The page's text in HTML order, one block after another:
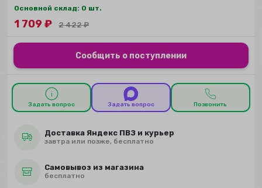
Основной склад: 0 шт.
1 709 ₽ 2 422₽
Сообщить о поступлении
Задать вопрос Задать вопрос Позвонить
Доставка Яндекс ПВЗ и курьер
завтра или позже, бесплатно
Самовывоз из магазина
бесплатно